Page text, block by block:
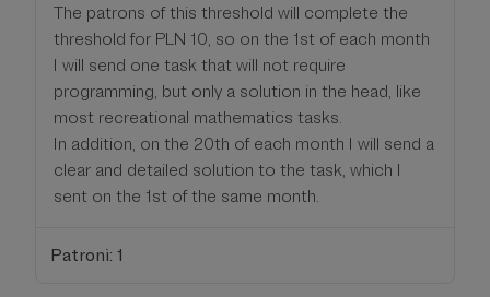
The patrons of this threshold will complete the
threshold for PLN 10, so on the 1st of each month
I will send one task that will not require
programming, but only a solution in the head, like
most recreational mathematics tasks.
In addition, on the 20th of each month I will send a
clear and detailed solution to the task, which I
sent on the 1st of the same month.
Patroni: 1